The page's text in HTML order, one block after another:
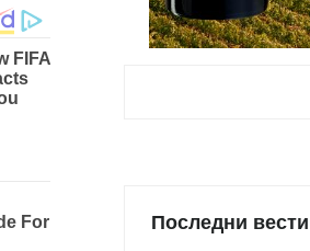
Последни вести